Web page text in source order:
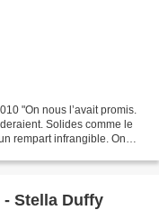
"On nous l’avait promis.
Solides comme le
rempart infrangible. On
Stella Duffy